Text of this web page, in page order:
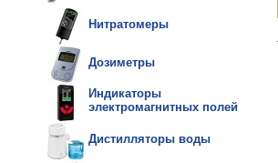
Нитратомеры
Дозиметры
Индикаторы
электромагнитных полей
Дистилляторы воды